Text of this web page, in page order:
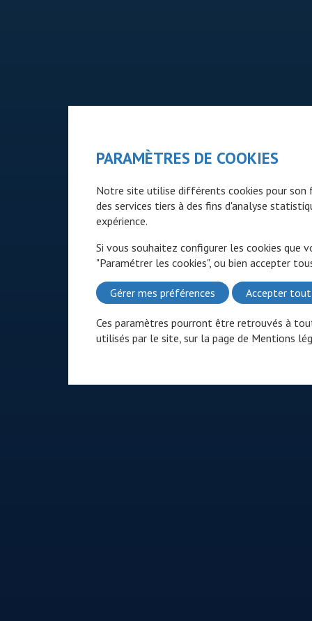
PARAMÈTRES DE COOKIES
Notre site utilise différents cookies pour son
des services tiers à des fins d'analyse
expérience.
Si vous souhaitez configurer les cookies que
"Paramétrer les cookies", ou bien accepter
Gérer mes préférences Accepter tout
Ces paramètres pourront être retrouvés à
utilisés par le site, sur la page de Mentions